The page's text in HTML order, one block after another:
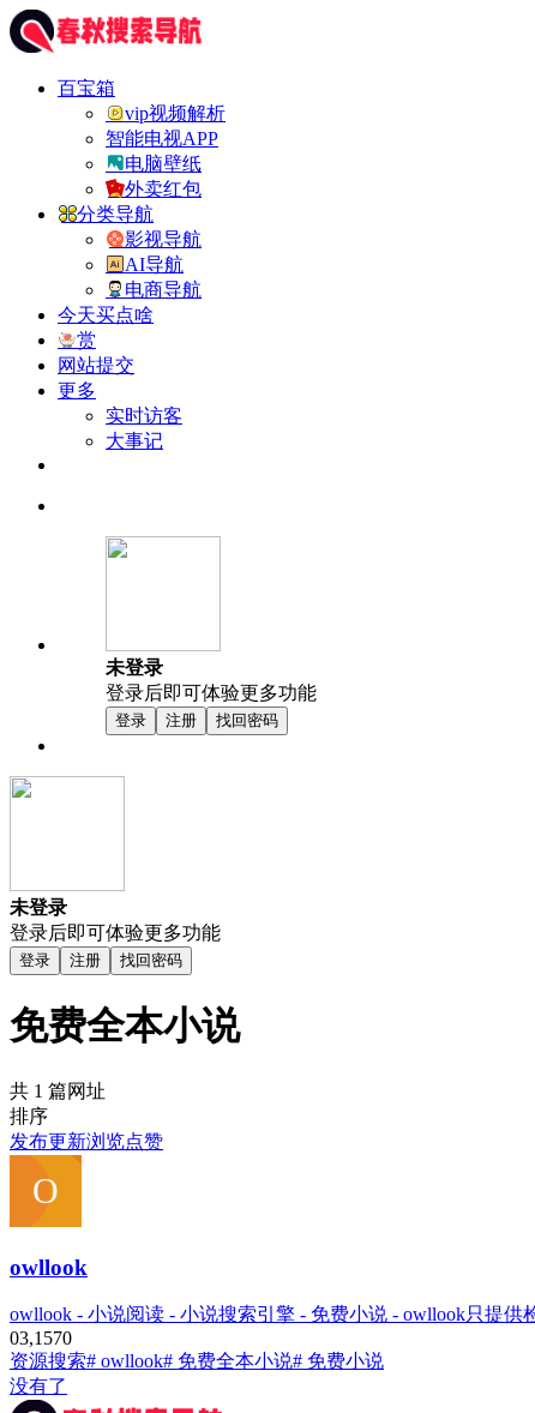
百宝箱
vip视频解析
智能电视APP
电脑壁纸
外卖红包
分类导航
影视导航
AI导航
电商导航
今天买点啥
赏
网站提交
更多
实时访客
大事记
未登录
登录后即可体验更多功能
登录 注册 找回密码
未登录
登录后即可体验更多功能
登录 注册 找回密码
免费全本小说
共 1 篇网址
排序
发布更新浏览点赞
owllook
owllook - 小说阅读 - 小说搜索引擎 - 免费小说 - owllook只提
03,1570
资源搜索# owllook# 免费全本小说# 免费小说
没有了